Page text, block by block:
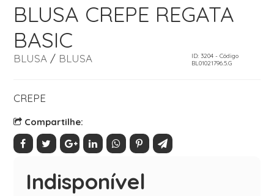
BLUSA CREPE REGATA
BASIC
BLUSA/ BLUSA
ID: 3204 - Código
BL01021796.5.G
CREPE
Compartilhe:
Indisponível